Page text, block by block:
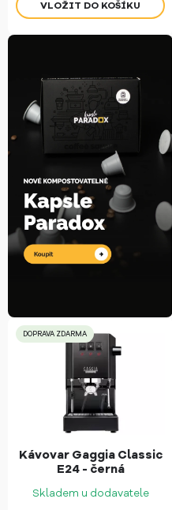
DOPRAVA ZDARMA
Kávovar Gaggia Classic
E24 - černá
Skladem u dodavatele